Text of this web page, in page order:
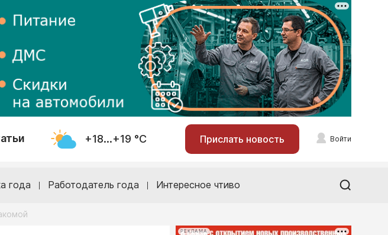
+18...+19 °С Прислать новость Войти
года Работодатель года Интересное чтиво
РЕКЛАМА